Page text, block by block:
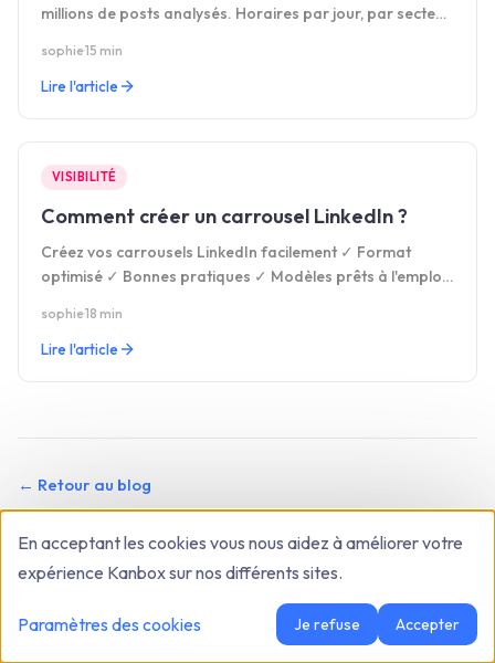
millions de posts analysés. Horaires par jour, par secteur,
sophie·15 min
Lire l'article
VISIBILITÉ
Comment créer un carrousel LinkedIn ?
Créez vos carrousels LinkedIn facilement ✓ Format
optimisé ✓ Bonnes pratiques ✓ Modèles prêts à l'emploi
sophie·18 min
Lire l'article
← Retour au blog
En acceptant les cookies vous nous aidez à améliorer votre
expérience Kanbox sur nos différents sites.
Paramètres des cookies Je refuse Accepter